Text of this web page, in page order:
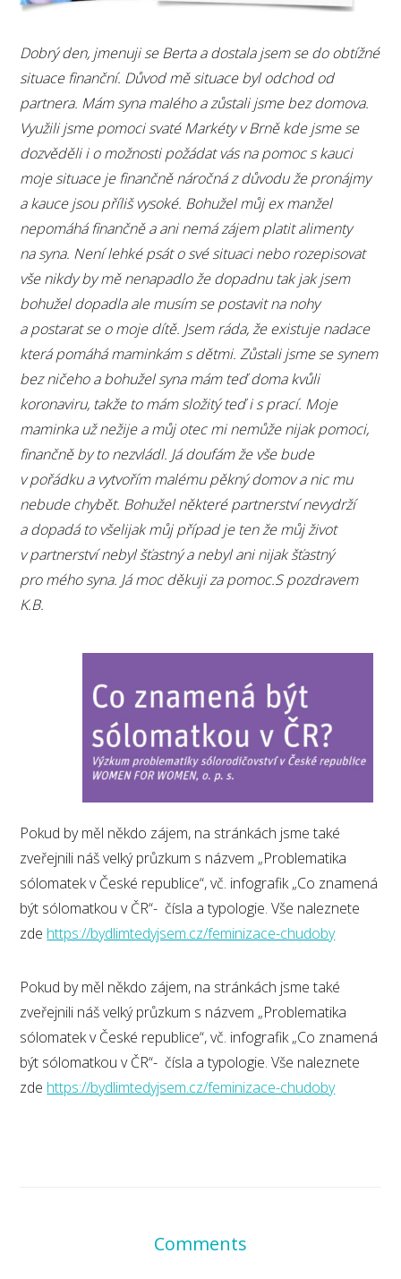
Dobrý den, jmenuji se Berta a dostala jsem se do obtížné
situace finanční. Důvod mě situace byl odchod od
partnera. Mám syna malého a zůstali jsme bez domova.
Využili jsme pomoci svaté Markéty v Brně kde jsme se
dozvěděli i o možnosti požádat vás na pomoc s kauci
moje situace je finančně náročná z důvodu že pronájmy
a kauce jsou příliš vysoké. Bohužel můj ex manžel
nepomáhá finančně a ani nemá zájem platit alimenty
na syna. Není lehké psát o své situaci nebo rozepisovat
vše nikdy by mě nenapadlo že dopadnu tak jak jsem
bohužel dopadla ale musím se postavit na nohy
a postarat se o moje dítě. Jsem ráda, že existuje nadace
která pomáhá maminkám s dětmi. Zůstali jsme se synem
bez ničeho a bohužel syna mám teď doma kvůli
koronaviru, takže to mám složitý teď i s prací. Moje
maminka už nežije a můj otec mi nemůže nijak pomoci,
finančně by to nezvládl. Já doufám že vše bude
v pořádku a vytvořím malému pěkný domov a nic mu
nebude chybět. Bohužel některé partnerství nevydrží
a dopadá to všelijak můj případ je ten že můj život
v partnerství nebyl šťastný a nebyl ani nijak šťastný
pro mého syna. Já moc děkuji za pomoc.S pozdravem
K.B.
Pokud by měl někdo zájem, na stránkách jsme také
zveřejnili náš velký průzkum s názvem „Problematika
sólomatek v České republice“, vč. infografik „Co znamená
být sólomatkou v ČR“- čísla a typologie. Vše naleznete
zde https://bydlimtedyjsem.cz/feminizace-chudoby
Pokud by měl někdo zájem, na stránkách jsme také
zveřejnili náš velký průzkum s názvem „Problematika
sólomatek v České republice“, vč. infografik „Co znamená
být sólomatkou v ČR“- čísla a typologie. Vše naleznete
zde https://bydlimtedyjsem.cz/feminizace-chudoby
Comments